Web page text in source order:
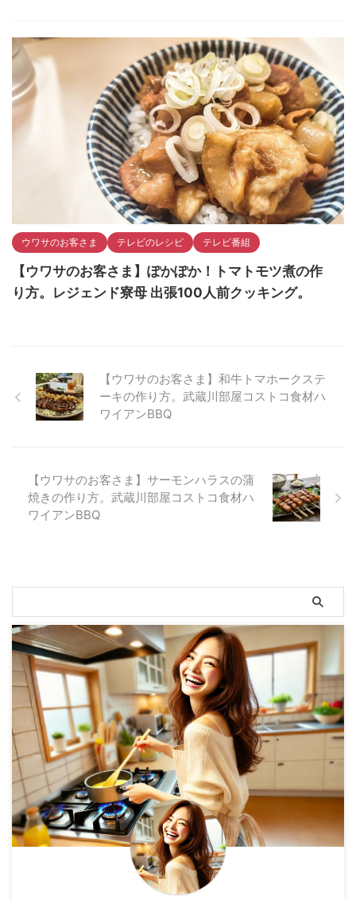
ウワサのお客さま テレビのレシピ テレビ番組
【ウワサのお客さま】ぽかぽか！トマトモツ煮の作
り方。レジェンド寮母 出張100人前クッキング。
【ウワサのお客さま】和牛トマホークステ
ーキの作り方。武蔵川部屋コストコ食材ハ
ワイアンBBQ
【ウワサのお客さま】サーモンハラスの蒲
焼きの作り方。武蔵川部屋コストコ食材ハ
ワイアンBBQ